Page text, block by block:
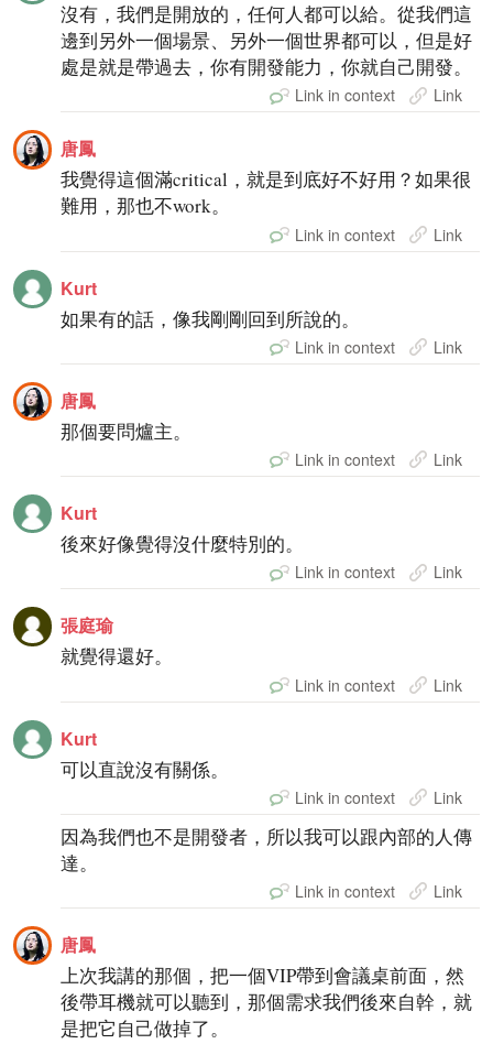
沒有，我們是開放的，任何人都可以給。從我們這
邊到另外一個場景、另外一個世界都可以，但是好
處是就是帶過去，你有開發能力，你就自己開發。
Link in context Link
唐鳳
我覺得這個滿critical，就是到底好不好用？如果很
難用，那也不work。
Link in context Link
Kurt
如果有的話，像我剛剛回到所說的。
Link in context Link
唐鳳
那個要問爐主。
Link in context Link
Kurt
後來好像覺得沒什麼特別的。
Link in context Link
張庭瑜
就覺得還好。
Link in context Link
Kurt
可以直說沒有關係。
Link in context Link
因為我們也不是開發者，所以我可以跟內部的人傳
達。
Link in context Link
唐鳳
上次我講的那個，把一個VIP帶到會議桌前面，然
後帶耳機就可以聽到，那個需求我們後來自幹，就
是把它自己做掉了。